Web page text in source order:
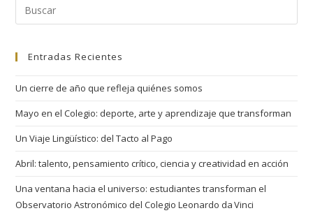
Entradas Recientes
Un cierre de año que refleja quiénes somos
Mayo en el Colegio: deporte, arte y aprendizaje que transforman
Un Viaje Lingüístico: del Tacto al Pago
Abril: talento, pensamiento crítico, ciencia y creatividad en acción
Una ventana hacia el universo: estudiantes transforman el
Observatorio Astronómico del Colegio Leonardo da Vinci